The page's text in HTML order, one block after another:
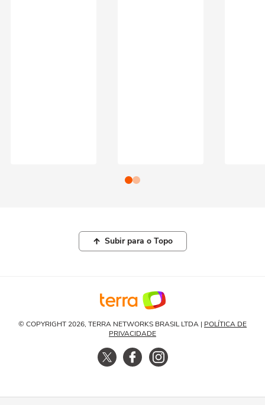
Subir para o Topo
© COPYRIGHT 2026, TERRA NETWORKS BRASIL LTDA | POLÍTICA DE
PRIVACIDADE